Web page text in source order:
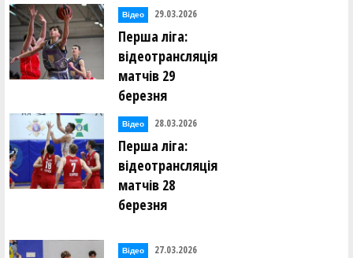
Відео 29.03.2026
Перша ліга:
відеотрансляція
матчів 29
березня
Відео 28.03.2026
Перша ліга:
відеотрансляція
матчів 28
березня
Відео 27.03.2026